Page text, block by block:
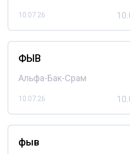
10.07.26
ФЫВ
Альфа-Бак-Срам
10.07.26
фыв